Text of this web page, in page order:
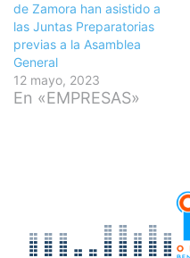
de Zamora han asistido a
las Juntas Preparatorias
previas a la Asamblea
General
12 mayo, 2023
En «EMPRESAS»